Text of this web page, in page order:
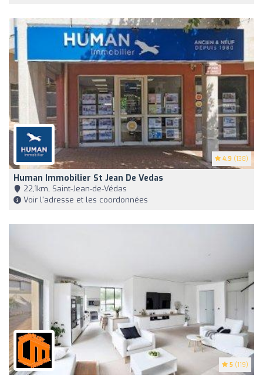
4.9 (138)
Human Immobilier St Jean De Vedas
22,1km, Saint-Jean-de-Védas
Voir l'adresse et les coordonnées
5 (119)